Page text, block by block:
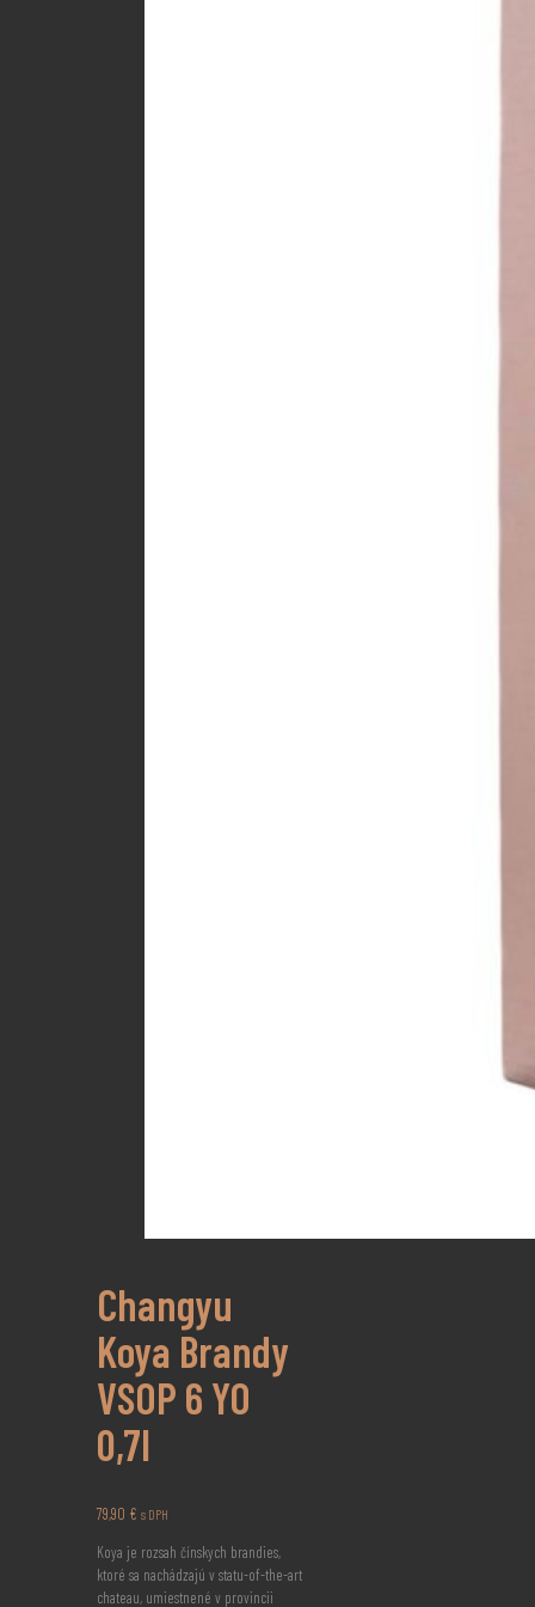
Changyu
Koya Brandy
VSOP 6 YO
0,7l
79,90 € s DPH
Koya je rozsah čínskych brandies,
ktoré sa nachádzajú v statu-of-the-art
chateau, umiestnené v provincii